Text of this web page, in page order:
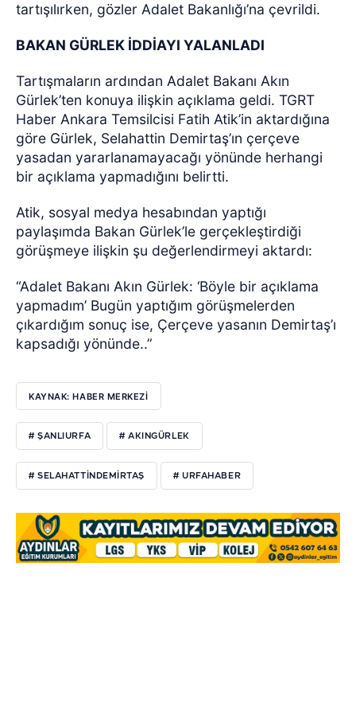
tartışılırken, gözler Adalet Bakanlığı’na çevrildi.
BAKAN GÜRLEK İDDİAYI YALANLADI
Tartışmaların ardından Adalet Bakanı Akın
Gürlek’ten konuya ilişkin açıklama geldi. TGRT
Haber Ankara Temsilcisi Fatih Atik’in aktardığına
göre Gürlek, Selahattin Demirtaş’ın çerçeve
yasadan yararlanamayacağı yönünde herhangi
bir açıklama yapmadığını belirtti.
Atik, sosyal medya hesabından yaptığı
paylaşımda Bakan Gürlek’le gerçekleştirdiği
görüşmeye ilişkin şu değerlendirmeyi aktardı:
“Adalet Bakanı Akın Gürlek: ‘Böyle bir açıklama
yapmadım’ Bugün yaptığım görüşmelerden
çıkardığım sonuç ise, Çerçeve yasanın Demirtaş’ı
kapsadığı yönünde..”
KAYNAK: HABER MERKEZİ
# ŞANLIURFA # AKINGÜRLEK
# SELAHATTINDEMIRTAŞ # URFAHABER